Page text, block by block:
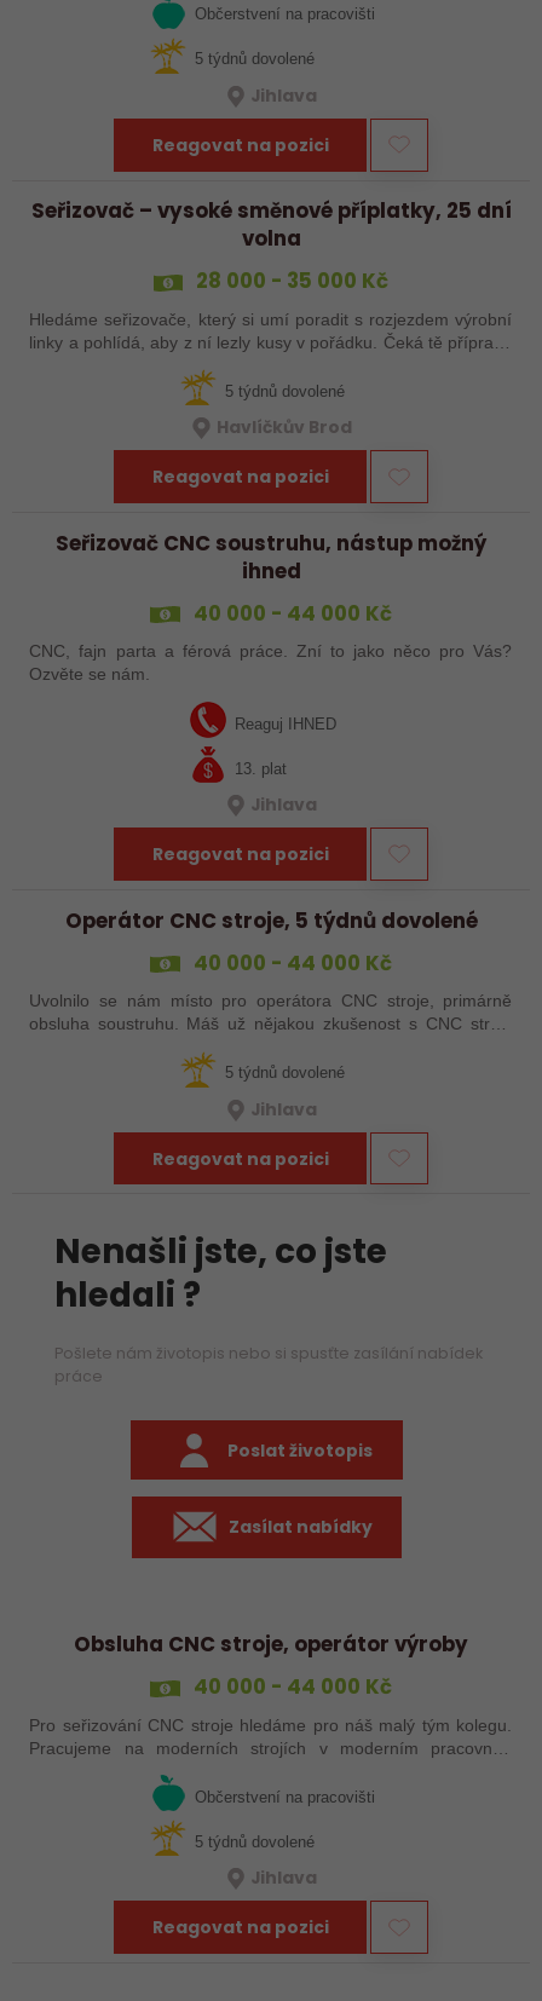
Občerstvení na pracovišti
5 týdnů dovolené
Jihlava
Reagovat na pozici
Seřizovač – vysoké směnové příplatky, 25 dní
volna
28 000 - 35 000 Kč
Hledáme seřizovače, který si umí poradit s rozjezdem výrobní
linky a pohlídá, aby z ní lezly kusy v pořádku. Čeká tě příprava
5 týdnů dovolené
Havlíčkův Brod
Reagovat na pozici
Seřizovač CNC soustruhu, nástup možný
ihned
40 000 - 44 000 Kč
CNC, fajn parta a férová práce. Zní to jako něco pro Vás?
Ozvěte se nám.
Reaguj IHNED
13. plat
Jihlava
Reagovat na pozici
Operátor CNC stroje, 5 týdnů dovolené
40 000 - 44 000 Kč
Uvolnilo se nám místo pro operátora CNC stroje, primárně
obsluha soustruhu. Máš už nějakou zkušenost s CNC stroji,
pošli životopis. Rádi…
5 týdnů dovolené
Jihlava
Reagovat na pozici
Nenašli jste, co jste
hledali ?
Pošlete nám životopis nebo si spusťte zasílání nabídek
práce
Poslat životopis
Zasílat nabídky
Obsluha CNC stroje, operátor výroby
40 000 - 44 000 Kč
Pro seřizování CNC stroje hledáme pro náš malý tým kolegu.
Pracujeme na moderních strojích v moderním pracovním
prostředí. Pracovistě u Jihlavy.
Občerstvení na pracovišti
5 týdnů dovolené
Jihlava
Reagovat na pozici